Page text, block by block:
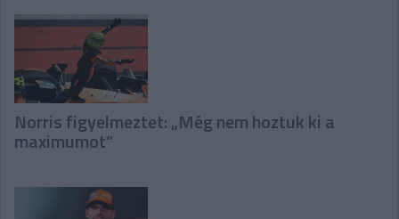
Norris figyelmeztet: „Még nem hoztuk ki a
maximumot”